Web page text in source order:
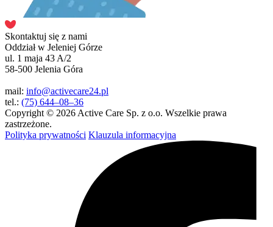
Skontaktuj się z nami
Oddział w Jeleniej Górze
ul. 1 maja 43 A/2
58-500 Jelenia Góra
mail: info@activecare24.pl
tel.: (75) 644–08–36
Copyright © 2026 Active Care Sp. z o.o. Wszelkie prawa
zastrzeżone.
Polityka prywatności Klauzula informacyjna